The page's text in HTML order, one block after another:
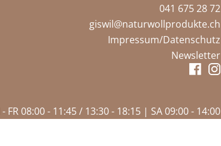
041 675 28 72
giswil@naturwollprodukte.ch
Impressum/Datenschutz
Newsletter
FR 08:00 - 11:45 / 13:30 - 18:15 | SA 09:00 - 14:00